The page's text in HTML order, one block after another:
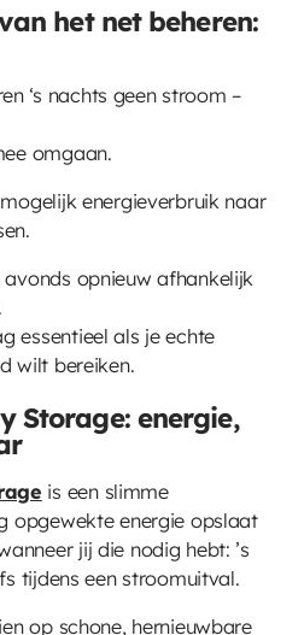
het net beheren:
‘s nachts geen stroom –
omgaan.
energieverbruik naar
avonds opnieuw afhankelijk
essentieel als je echte
wilt bereiken.
Storage: energie,
is een slimme
opgewekte energie opslaat
jij die nodig hebt: ’s
tijdens een stroomuitval.
op schone, hernieuwbare